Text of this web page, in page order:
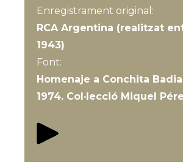
Enregistrament original:
RCA Argentina (realitzat
1943)
Font:
Homenaje a Conchita Badia
1974. Col·lecció Miquel